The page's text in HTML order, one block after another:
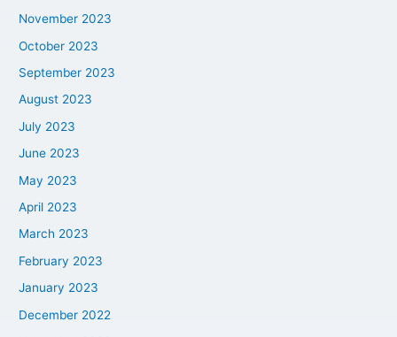
November 2023
October 2023
September 2023
August 2023
July 2023
June 2023
May 2023
April 2023
March 2023
February 2023
January 2023
December 2022